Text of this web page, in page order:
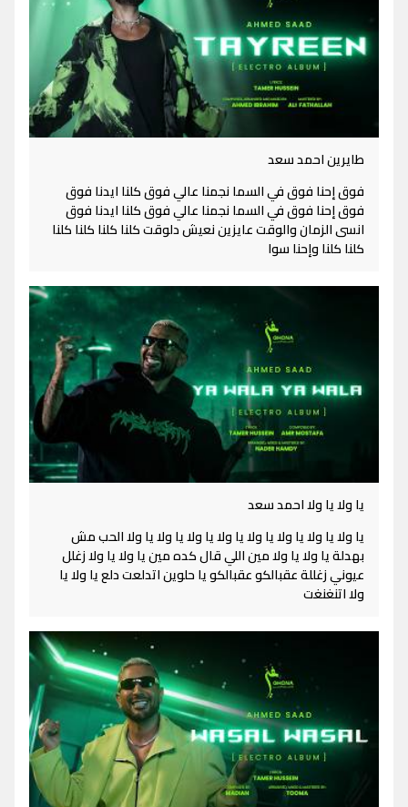
طايرين احمد سعد
فوق إحنا فوق في السما نجمنا عالي فوق كلنا ايدنا فوق
فوق إحنا فوق في السما نجمنا عالي فوق كلنا ايدنا فوق
انسى الزمان والوقت عايزين نعيش دلوقت كلنا كلنا كلنا كلنا
كلنا كلنا وإحنا سوا
يا ولا يا ولا احمد سعد
يا ولا يا ولا يا ولا يا ولا يا ولا يا ولا يا ولا يا ولا الحب مش
بهدلة يا ولا يا ولا مين اللي قال كده مين يا ولا يا ولا زغلل
عيوني زغللة عقبالكو عقبالكو يا حلوين اتدلعت دلع يا ولا يا
ولا اتنغنغت